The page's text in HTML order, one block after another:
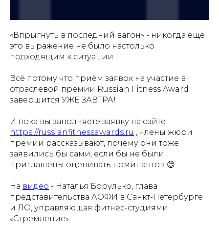
«Впрыгнуть в последний вагон» - никогда ещё
это выражение не было настолько
подходящим к ситуации.
Всё потому что приём заявок на участие в
отраслевой премии Russian Fitness Award
завершится УЖЕ ЗАВТРА!
И пока вы заполняете заявку на сайте
https://russianfitnessawards.ru , члены жюри
премии рассказывают, почему они тоже
заявились бы сами, если бы не были
приглашены оценивать номинантов 😊
На видео - Наталья Борулько, глава
представительства АОФИ в Санкт-Петербурге
и ЛО, управляющая фитнес-студиями
«Стремление»